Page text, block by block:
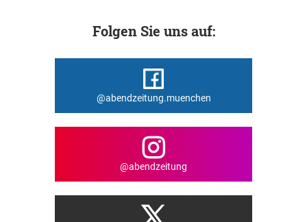
Folgen Sie uns auf:
@abendzeitung.muenchen
@abendzeitung